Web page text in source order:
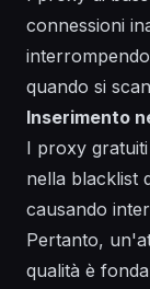
connessioni
quando si
Inserimento
I proxy
nella blacklist
causando
Pertanto,
qualità è